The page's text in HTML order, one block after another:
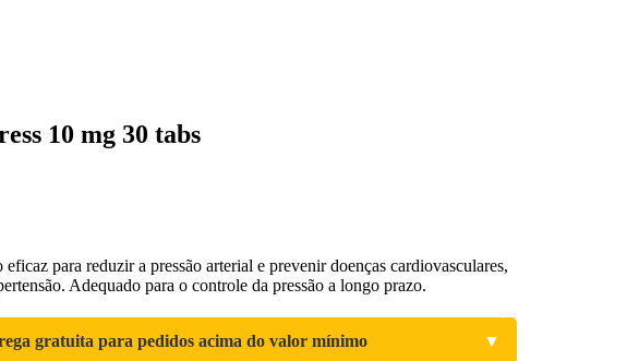
10 mg 30 tabs
para reduzir a pressão arterial e prevenir doenças cardiovasculares,
Adequado para o controle da pressão a longo prazo.
gratuita para pedidos acima do valor mínimo ▼